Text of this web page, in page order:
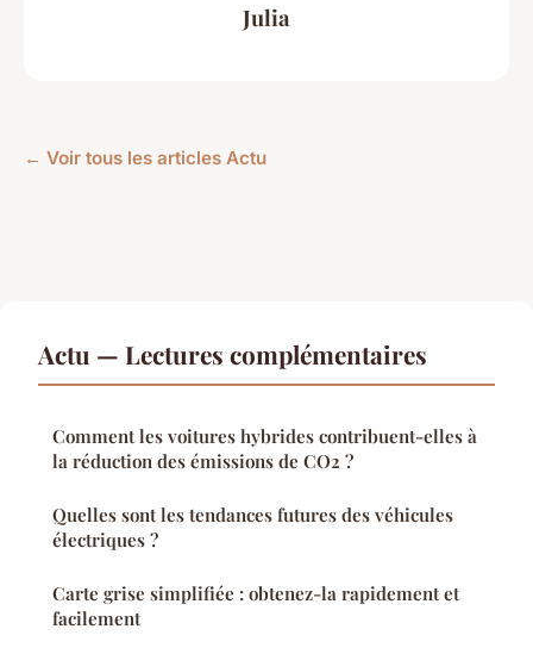
Julia
← Voir tous les articles Actu
Actu — Lectures complémentaires
Comment les voitures hybrides contribuent-elles à
la réduction des émissions de CO2 ?
Quelles sont les tendances futures des véhicules
électriques ?
Carte grise simplifiée : obtenez-la rapidement et
facilement